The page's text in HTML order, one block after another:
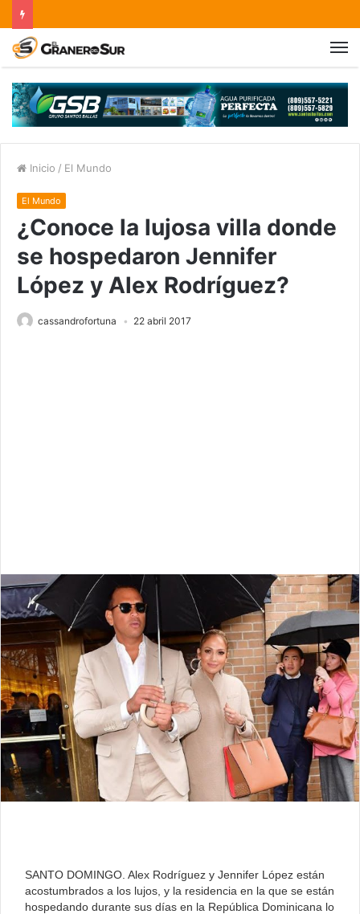
Inicio / El Mundo
El Mundo
¿Conoce la lujosa villa donde
se hospedaron Jennifer
López y Alex Rodríguez?
cassandrofortuna 22 abril 2017
SANTO DOMINGO. Alex Rodríguez y Jennifer López están
acostumbrados a los lujos, y la residencia en la que se están
hospedando durante sus días en la República Dominicana lo